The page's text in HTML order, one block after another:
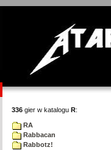
336 gier w katalogu R:
RA
Rabbacan
Rabbotz!